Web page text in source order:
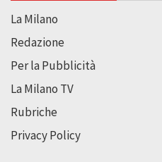
La Milano
Redazione
Per la Pubblicità
La Milano TV
Rubriche
Privacy Policy